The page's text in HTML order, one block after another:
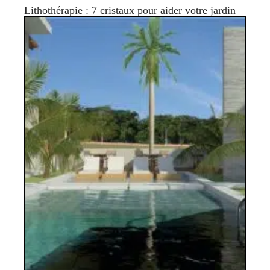
Lithothérapie : 7 cristaux pour aider votre jardin